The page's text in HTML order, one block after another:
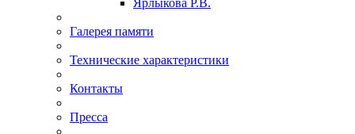
Ярлыкова Р.В.
Галерея памяти
Технические характеристики
Контакты
Пресса